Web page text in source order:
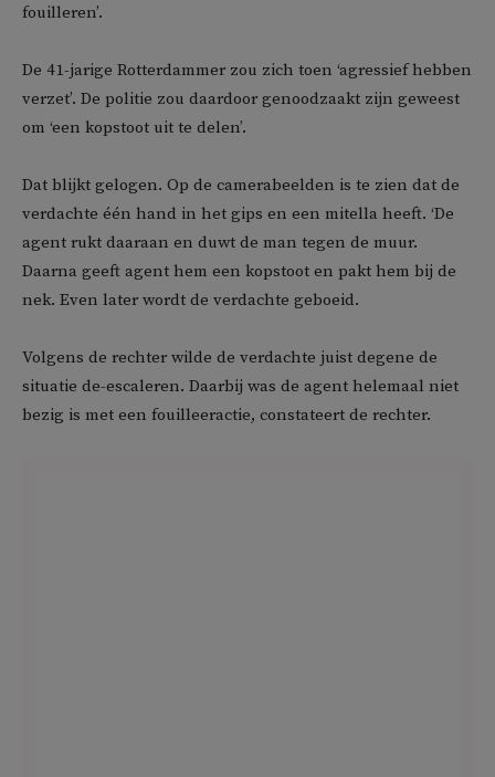
fouilleren’.
De 41-jarige Rotterdammer zou zich toen ‘agressief hebben
verzet’. De politie zou daardoor genoodzaakt zijn geweest
om ‘een kopstoot uit te delen’.
Dat blijkt gelogen. Op de camerabeelden is te zien dat de
verdachte één hand in het gips en een mitella heeft. ‘De
agent rukt daaraan en duwt de man tegen de muur.
Daarna geeft agent hem een kopstoot en pakt hem bij de
nek. Even later wordt de verdachte geboeid.
Volgens de rechter wilde de verdachte juist degene de
situatie de-escaleren. Daarbij was de agent helemaal niet
bezig is met een fouilleeractie, constateert de rechter.